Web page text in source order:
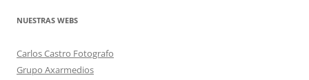
NUESTRAS WEBS
Carlos Castro Fotografo
Grupo Axarmedios